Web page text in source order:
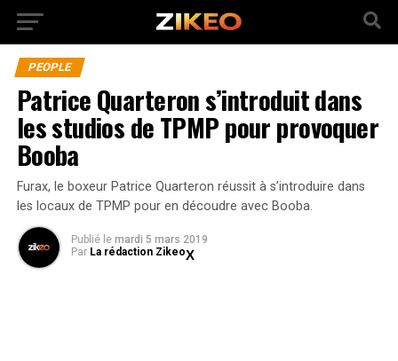
PEOPLE
Patrice Quarteron s’introduit dans
les studios de TPMP pour provoquer
Booba
Furax, le boxeur Patrice Quarteron réussit à s’introduire dans
les locaux de TPMP pour en découdre avec Booba.
Publié le mardi 5 mars 2019
Par La rédaction Zikeo